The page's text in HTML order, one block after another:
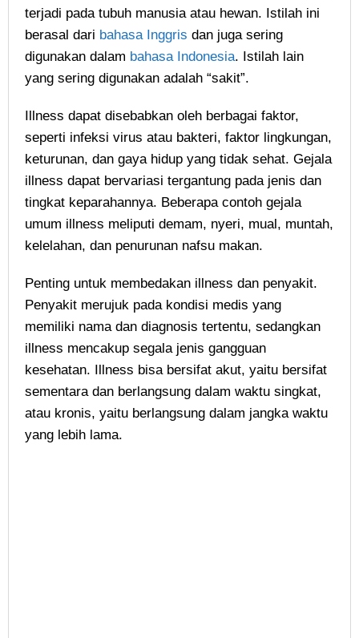
terjadi pada tubuh manusia atau hewan. Istilah ini
berasal dari bahasa Inggris dan juga sering
digunakan dalam bahasa Indonesia. Istilah lain
yang sering digunakan adalah “sakit”.
Illness dapat disebabkan oleh berbagai faktor,
seperti infeksi virus atau bakteri, faktor lingkungan,
keturunan, dan gaya hidup yang tidak sehat. Gejala
illness dapat bervariasi tergantung pada jenis dan
tingkat keparahannya. Beberapa contoh gejala
umum illness meliputi demam, nyeri, mual, muntah,
kelelahan, dan penurunan nafsu makan.
Penting untuk membedakan illness dan penyakit.
Penyakit merujuk pada kondisi medis yang
memiliki nama dan diagnosis tertentu, sedangkan
illness mencakup segala jenis gangguan
kesehatan. Illness bisa bersifat akut, yaitu bersifat
sementara dan berlangsung dalam waktu singkat,
atau kronis, yaitu berlangsung dalam jangka waktu
yang lebih lama.